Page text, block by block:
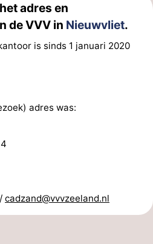
adres en
de VVV in Nieuwvliet.
is sinds 1 januari 2020
adres was:
/ cadzand@vvvzeeland.nl